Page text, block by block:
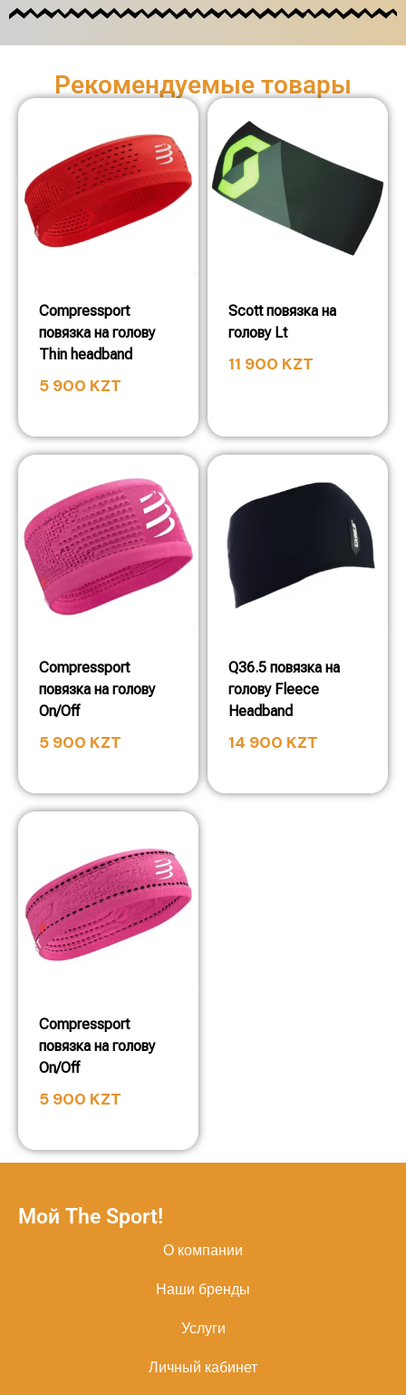
Рекомендуемые товары
Compressport
повязка на голову
Thin headband
5 900 KZT
Scott повязка на
голову Lt
11 900 KZT
Compressport
повязка на голову
On/Off
5 900 KZT
Q36.5 повязка на
голову Fleece
Headband
14 900 KZT
Compressport
повязка на голову
On/Off
5 900 KZT
Мой The Sport!
О компании
Наши бренды
Услуги
Личный кабинет